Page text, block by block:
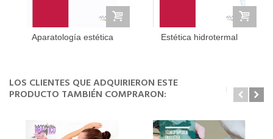
Aparatología estética Estética hidrotermal
LOS CLIENTES QUE ADQUIRIERON ESTE
PRODUCTO TAMBIÉN COMPRARON: